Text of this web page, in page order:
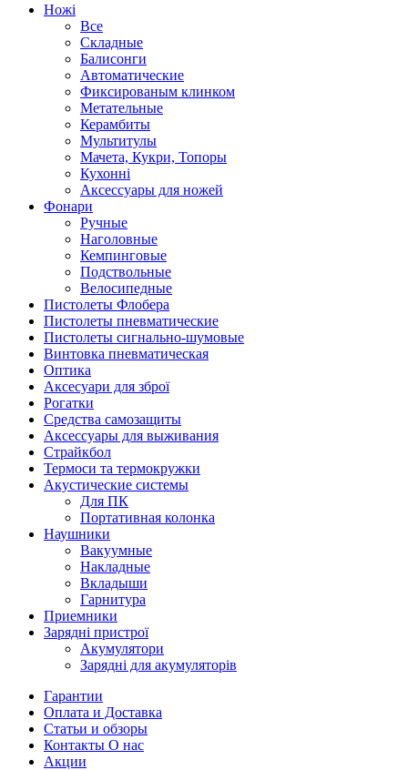
Ножі
Все
Складные
Балисонги
Автоматические
Фиксированым клинком
Метательные
Керамбиты
Мультитулы
Мачета, Кукри, Топоры
Кухонні
Аксессуары для ножей
Фонари
Ручные
Наголовные
Кемпинговые
Подствольные
Велосипедные
Пистолеты Флобера
Пистолеты пневматические
Пистолеты сигнально-шумовые
Винтовка пневматическая
Оптика
Аксесуари для зброї
Рогатки
Средства самозащиты
Аксессуары для выживания
Страйкбол
Термоси та термокружки
Акустические системы
Для ПК
Портативная колонка
Наушники
Вакуумные
Накладные
Вкладыши
Гарнитура
Приемники
Зарядні пристрої
Акумулятори
Зарядні для акумуляторів
Гарантии
Оплата и Доставка
Статьи и обзоры
Контакты О нас
Акции